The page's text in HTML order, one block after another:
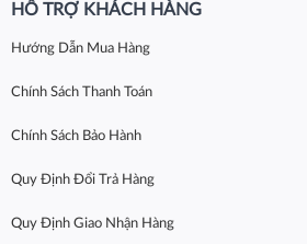
HỖ TRỢ KHÁCH HÀNG
Hướng Dẫn Mua Hàng
Chính Sách Thanh Toán
Chính Sách Bảo Hành
Quy Định Đổi Trả Hàng
Quy Định Giao Nhận Hàng